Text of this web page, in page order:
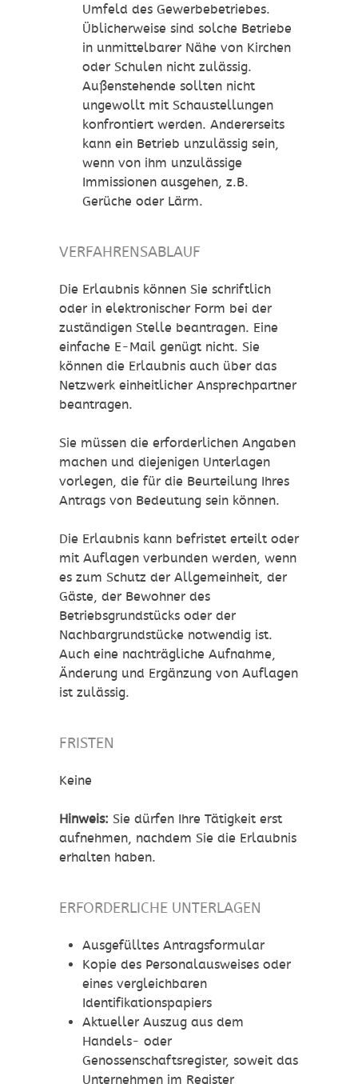
Umfeld des Gewerbebetriebes.
Üblicherweise sind solche Betriebe
in unmittelbarer Nähe von Kirchen
oder Schulen nicht zulässig.
Außenstehende sollten nicht
ungewollt mit Schaustellungen
konfrontiert werden. Andererseits
kann ein Betrieb unzulässig sein,
wenn von ihm unzulässige
Immissionen ausgehen, z.B.
Gerüche oder Lärm.
VERFAHRENSABLAUF
Die Erlaubnis können Sie schriftlich
oder in elektronischer Form bei der
zuständigen Stelle beantragen. Eine
einfache E-Mail genügt nicht. Sie
können die Erlaubnis auch über das
Netzwerk einheitlicher Ansprechpartner
beantragen.
Sie müssen die erforderlichen Angaben
machen und diejenigen Unterlagen
vorlegen, die für die Beurteilung Ihres
Antrags von Bedeutung sein können.
Die Erlaubnis kann befristet erteilt oder
mit Auflagen verbunden werden, wenn
es zum Schutz der Allgemeinheit, der
Gäste, der Bewohner des
Betriebsgrundstücks oder der
Nachbargrundstücke notwendig ist.
Auch eine nachträgliche Aufnahme,
Änderung und Ergänzung von Auflagen
ist zulässig.
FRISTEN
Keine
Hinweis: Sie dürfen Ihre Tätigkeit erst
aufnehmen, nachdem Sie die Erlaubnis
erhalten haben.
ERFORDERLICHE UNTERLAGEN
Ausgefülltes Antragsformular
Kopie des Personalausweises oder
eines vergleichbaren
Identifikationspapiers
Aktueller Auszug aus dem
Handels- oder
Genossenschaftsregister, soweit das
Unternehmen im Register